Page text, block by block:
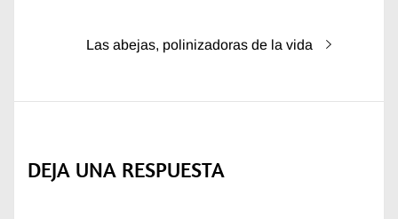
Entrada
Las abejas, polinizadoras de la vida
DEJA UNA RESPUESTA